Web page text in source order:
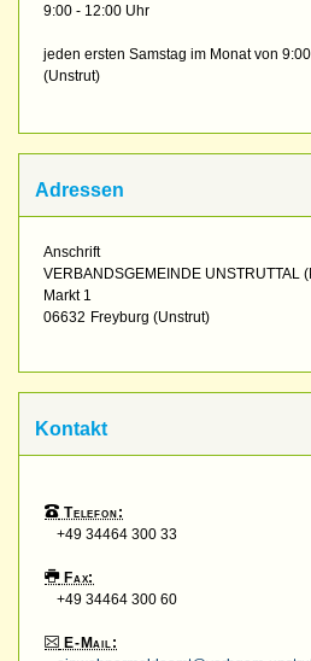
9:00 - 12:00 Uhr
jeden ersten Samstag im Monat von
(Unstrut)
Adressen
Anschrift
VERBANDSGEMEINDE UNSTRUTTAL
Markt 1
06632 Freyburg (Unstrut)
Kontakt
Telefon:
+49 34464 300 33
Fax:
+49 34464 300 60
E-Mail: